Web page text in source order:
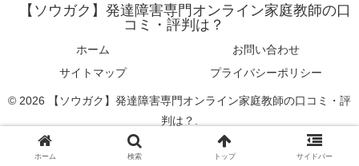
【ソウガク】発達障害専門オンライン家庭教師の口
コミ・評判は？
ホーム
お問い合わせ
サイトマップ
プライバシーポリシー
© 2026 【ソウガク】発達障害専門オンライン家庭教師の口コミ・評
判は？.
ホーム 検索 トップ サイドバー